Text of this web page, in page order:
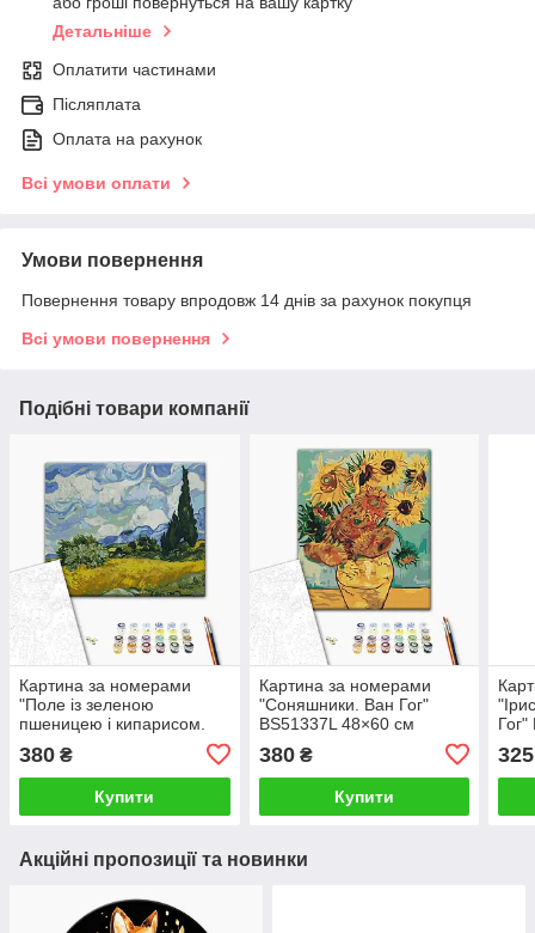
Детальніше
Оплатити частинами
Післяплата
Оплата на рахунок
Всі умови оплати
Умови повернення
Повернення товару впродовж 14 днів за рахунок покупця
Всі умови повернення
Подібні товари компанії
Картина за номерами
"Поле із зеленою
пшеницею і кипарисом.
Вінсент Ван Гог" BS415L
48×60 см
380 ₴
Купити
Картина за номерами
"Соняшники. Ван Гог"
BS51337L 48×60 см
380₴
Купити
325
Акційні пропозиції та новинки